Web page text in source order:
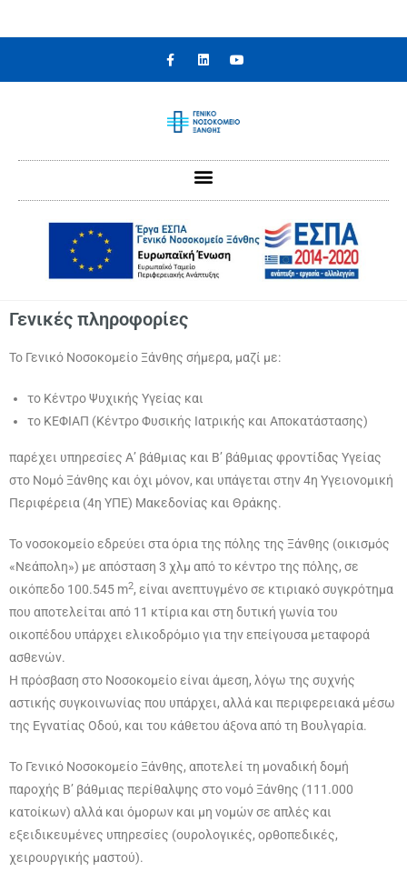
Γενικές πληροφορίες
Το Γενικό Νοσοκομείο Ξάνθης σήμερα, μαζί με:
το Κέντρο Ψυχικής Υγείας και
το ΚΕΦΙΑΠ (Κέντρο Φυσικής Ιατρικής και Αποκατάστασης)
παρέχει υπηρεσίες Α’ βάθμιας και Β’ βάθμιας φροντίδας Υγείας
στο Νομό Ξάνθης και όχι μόνον, και υπάγεται στην 4η Υγειονομική
Περιφέρεια (4η ΥΠΕ) Μακεδονίας και Θράκης.
Το νοσοκομείο εδρεύει στα όρια της πόλης της Ξάνθης (οικισμός
«Νεάπολη») με απόσταση 3 χλμ από το κέντρο της πόλης, σε
οικόπεδο 100.545 m2, είναι ανεπτυγμένο σε κτιριακό συγκρότημα
που αποτελείται από 11 κτίρια και στη δυτική γωνία του
οικοπέδου υπάρχει ελικοδρόμιο για την επείγουσα μεταφορά
ασθενών.
Η πρόσβαση στο Νοσοκομείο είναι άμεση, λόγω της συχνής
αστικής συγκοινωνίας που υπάρχει, αλλά και περιφερειακά μέσω
της Εγνατίας Οδού, και του κάθετου άξονα από τη Βουλγαρία.
Το Γενικό Νοσοκομείο Ξάνθης, αποτελεί τη μοναδική δομή
παροχής Β’ βάθμιας περίθαλψης στο νομό Ξάνθης (111.000
κατοίκων) αλλά και όμορων και μη νομών σε απλές και
εξειδικευμένες υπηρεσίες (ουρολογικές, ορθοπεδικές,
χειρουργικής μαστού).